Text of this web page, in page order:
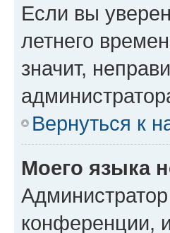
Если вы
летнего
значит,
Вернуться к
Моего языка
конференции,